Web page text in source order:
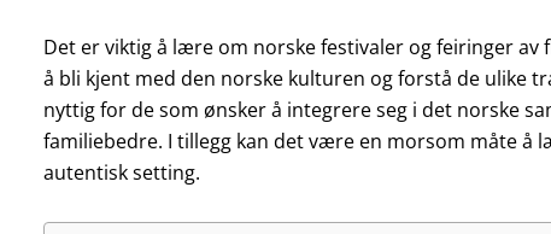
Det er viktig å lære om norske festivaler og feiringer
å bli kjent med den norske kulturen og forstå de ulike
nyttig for de som ønsker å integrere seg i det norske
familiebedre. I tillegg kan det være en morsom måte å
autentisk setting.